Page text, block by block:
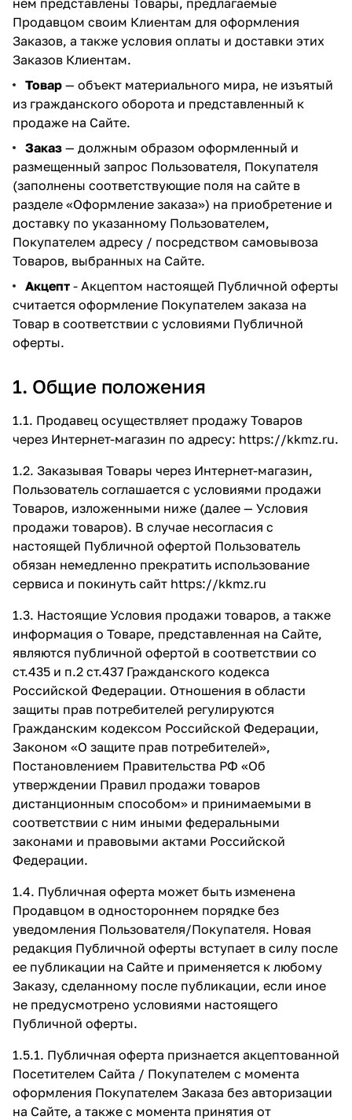
нем представлены Товары, предлагаемые
Продавцом своим Клиентам для оформления
Заказов, а также условия оплаты и доставки этих
Заказов Клиентам.
Товар — объект материального мира, не изъятый
из гражданского оборота и представленный к
продаже на Сайте.
Заказ — должным образом оформленный и
размещенный запрос Пользователя, Покупателя
(заполнены соответствующие поля на сайте в
разделе «Оформление заказа») на приобретение и
доставку по указанному Пользователем,
Покупателем адресу / посредством самовывоза
Товаров, выбранных на Сайте.
Акцепт - Акцептом настоящей Публичной оферты
считается оформление Покупателем заказа на
Товар в соответствии с условиями Публичной
оферты.
1. Общие положения
1.1. Продавец осуществляет продажу Товаров
через Интернет-магазин по адресу: https://kkmz.ru.
1.2. Заказывая Товары через Интернет-магазин,
Пользователь соглашается с условиями продажи
Товаров, изложенными ниже (далее — Условия
продажи товаров). В случае несогласия с
настоящей Публичной офертой Пользователь
обязан немедленно прекратить использование
сервиса и покинуть сайт https://kkmz.ru
1.3. Настоящие Условия продажи товаров, а также
информация о Товаре, представленная на Сайте,
являются публичной офертой в соответствии со
ст.435 и п.2 ст.437 Гражданского кодекса
Российской Федерации. Отношения в области
защиты прав потребителей регулируются
Гражданским кодексом Российской Федерации,
Законом «О защите прав потребителей»,
Постановлением Правительства РФ «Об
утверждении Правил продажи товаров
дистанционным способом» и принимаемыми в
соответствии с ним иными федеральными
законами и правовыми актами Российской
Федерации.
1.4. Публичная оферта может быть изменена
Продавцом в одностороннем порядке без
уведомления Пользователя/Покупателя. Новая
редакция Публичной оферты вступает в силу после
ее публикации на Сайте и применяется к любому
Заказу, сделанному после публикации, если иное
не предусмотрено условиями настоящего
Публичной оферты.
1.5.1. Публичная оферта признается акцептованной
Посетителем Сайта / Покупателем с момента
оформления Покупателем Заказа без авторизации
на Сайте, а также с момента принятия от